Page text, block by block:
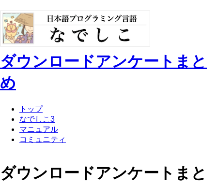
ダウンロードアンケートまと
め
トップ
なでしこ3
マニュアル
コミュニティ
ダウンロードアンケートまと